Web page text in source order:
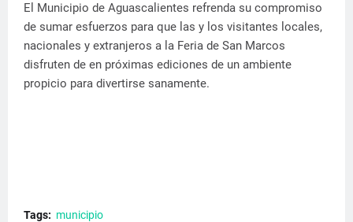
El Municipio de Aguascalientes refrenda su compromiso
de sumar esfuerzos para que las y los visitantes locales,
nacionales y extranjeros a la Feria de San Marcos
disfruten de en próximas ediciones de un ambiente
propicio para divertirse sanamente.
Tags: municipio